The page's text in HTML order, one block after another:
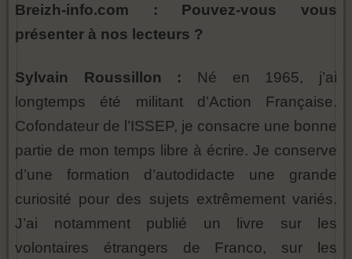
Breizh-info.com : Pouvez-vous vous
présenter à nos lecteurs ?
Sylvain Roussillon : Né en 1965, j’ai
longtemps été militant d’Action Française.
Cofondateur de l’ISSEP, je consacre une bonne
partie de mon temps libre à écrire. Je conserve
d’une formation d’autodidacte une grande
curiosité pour des sujets extrêmement variés.
J’ai notamment publié un livre sur les
volontaires étrangers de Franco, sur les